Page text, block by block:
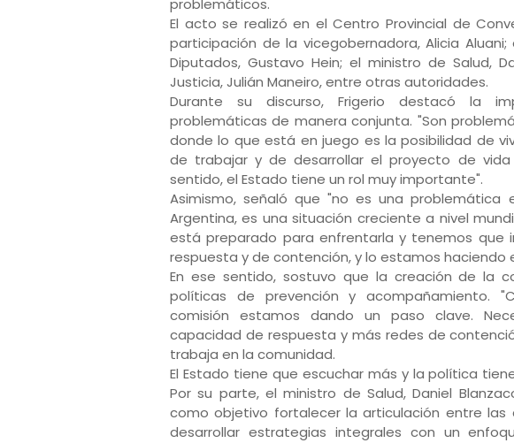
problemáticos.
El acto se realizó en el Centro Provincial de
participación de la vicegobernadora, Alicia
Diputados, Gustavo Hein; el ministro de Salud,
Justicia, Julián Maneiro, entre otras autoridades.
Durante su discurso, Frigerio destacó la
problemáticas de manera conjunta. "Son
donde lo que está en juego es la posibilidad de
de trabajar y de desarrollar el proyecto de
sentido, el Estado tiene un rol muy importante".
Asimismo, señaló que "no es una problemática
Argentina, es una situación creciente a nivel
está preparado para enfrentarla y tenemos que
respuesta y de contención, y lo estamos haciendo
En ese sentido, sostuvo que la creación de la
políticas de prevención y acompañamiento.
comisión estamos dando un paso clave.
capacidad de respuesta y más redes de
trabaja en la comunidad.
El Estado tiene que escuchar más y la política
Por su parte, el ministro de Salud, Daniel
como objetivo fortalecer la articulación entre las
desarrollar estrategias integrales con un